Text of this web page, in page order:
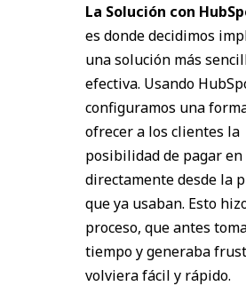
La Solución con
es donde decidimos
una solución más
efectiva. Usando
configuramos una
ofrecer a los clientes la
posibilidad de pagar en
directamente desde la
que ya usaban. Esto
proceso, que antes
tiempo y generaba
volviera fácil y rápido.